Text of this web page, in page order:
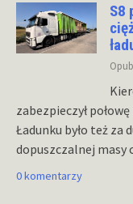
S8
zabezpieczył
Ładunku było też za
dopuszczalnej masy
0 komentarzy